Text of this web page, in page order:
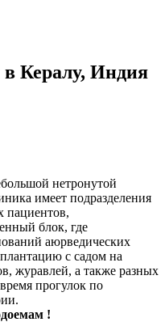
Кералу, Индия
нетронутой
имеет подразделения
пациентов,
блок, где
аюрведических
с садом на
журавлей, а также разных
прогулок по
!